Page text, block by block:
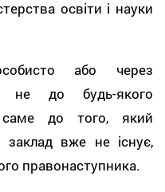
освіти і науки
або через
не до будь-якого
саме до того, який
заклад вже не існує,
правонаступника.